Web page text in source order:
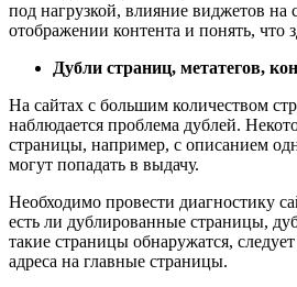
под нагрузкой, влияние виджетов на
отображении контента и понять, что
Дубли страниц, метатегов,
На сайтах с большим количеством
наблюдается проблема дублей.
страницы, например, с описанием
могут попадать в выдачу.
Необходимо провести диагностику
есть ли дублированные страницы,
такие страницы обнаружатся,
адреса на главные страницы.